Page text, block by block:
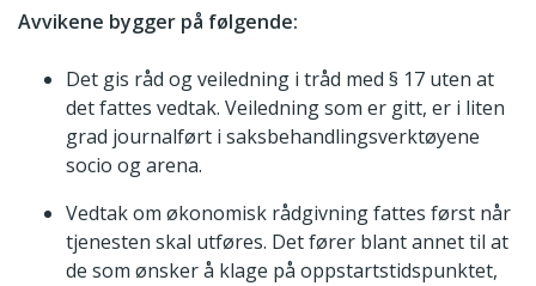
Avvikene bygger på følgende:
Det gis råd og veiledning i tråd med § 17 uten at
det fattes vedtak. Veiledning som er gitt, er i liten
grad journalført i saksbehandlingsverktøyene
socio og arena.
Vedtak om økonomisk rådgivning fattes først når
tjenesten skal utføres. Det fører blant annet til at
de som ønsker å klage på oppstartstidspunktet,